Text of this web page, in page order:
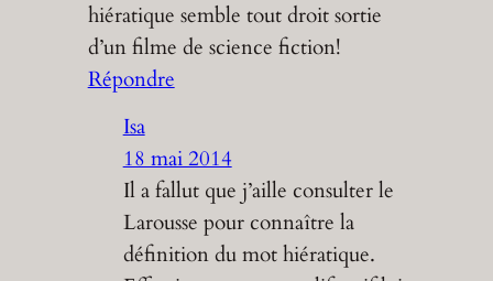
hiératique semble tout droit sortie
d’un filme de science fiction!
Répondre
Isa
18 mai 2014
Il a fallut que j’aille consulter le
Larousse pour connaître la
définition du mot hiératique.